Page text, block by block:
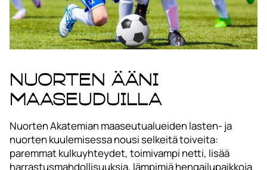
Nuorten ääni
maaseuduilla
Nuorten Akatemian maaseutualueiden lasten- ja
nuorten kuulemisessa nousi selkeitä toiveita:
paremmat kulkuyhteydet, toimivampi netti, lisää
harrastusmahdollisuuksia, lämpimiä hengailupaikkoja